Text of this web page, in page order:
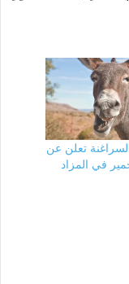
تعلن عن
كلب و3 حمير في المزاد